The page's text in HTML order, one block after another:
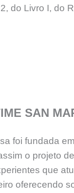
do Livro I, do
SAN
foi fundada
o projeto
que
oferecendo